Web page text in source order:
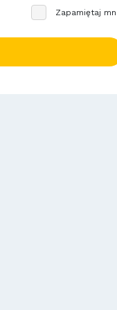
Zapamiętaj